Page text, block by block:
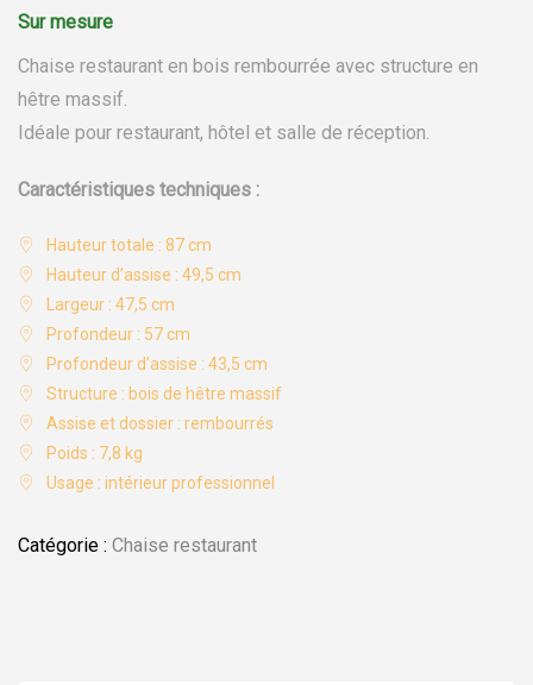
Chaise restaurant en bois rembourrée avec structure en
hêtre massif.
Idéale pour restaurant, hôtel et salle de réception.
Caractéristiques techniques :
Hauteur totale : 87 cm
Hauteur d’assise : 49,5 cm
Largeur : 47,5 cm
Profondeur : 57 cm
Profondeur d’assise : 43,5 cm
Structure : bois de hêtre massif
Assise et dossier : rembourrés
Poids : 7,8 kg
Usage : intérieur professionnel
Catégorie : Chaise restaurant